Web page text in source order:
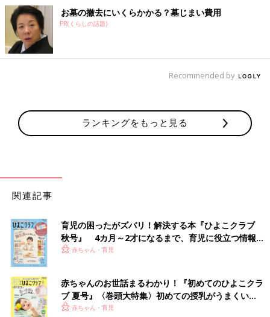
ん・お父さんはそれをもとにメールアドレスとパスワードを登録
します。自宅などでパソコンやタブレット端末のインターネット
ブラウザからシステムにログインし、面会予約をするしくみで
す。予約が確定され面会時間になると、赤ちゃんとオンライン面
会ができます。
北畠 そうです。このシステムの大事なポイントが2つありま
す。1つはセキュリティー。ログイン時には2段階認証にし、安全
ングでは、事前に予約時間を決めて、看護師がミーティングURL
を発行する手間が考えられますし、利用する家族が急に時間を変
その点、“OSAKA-Nシステム”は利用者が直接サーバーに利用した
い時間を登録できるので、何回でも面会予定の変更が可能です。
看護師は、面会の予約時間を見てシステムを赤ちゃんのベッドの
横に移動し、システムに赤ちゃんのIDをスキャンするだけですの
システム運用開始から5カ月。利用者とスタッフの
お墓の撤去にいくらかかる？墓じまい費用
PR(くらしの話題)
Recommended by
ランキングをもっと見る
関連記事
育児の困ったがズバリ！解決する本『ひよこクラブ
秋号』 4カ月～2才になるまで、育児に役立つ情報が
いっぱい！
赤ちゃん・育児
赤ちゃんのお世話まるわかり！『初めてのひよこクラ
ブ 夏号』〈巻頭大特集〉初めての授乳がうまくい
く！ おっぱい・ミルクの基本と夏のトラブル 解決テ
赤ちゃん・育児